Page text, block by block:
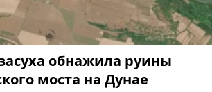
обнажила руины
моста на Дунае